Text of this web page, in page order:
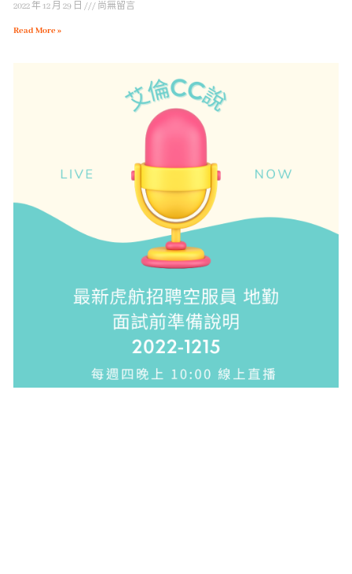
2022 年 12 月 29 日 尚無留言
Read More »